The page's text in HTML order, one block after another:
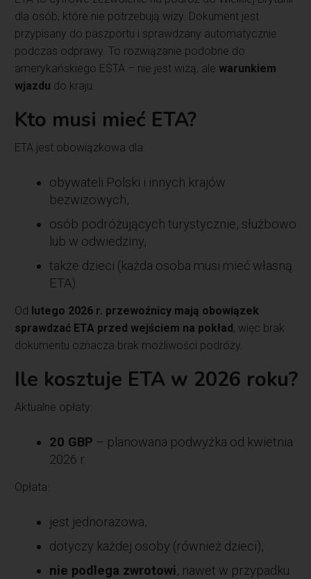
dla osób, które nie potrzebują wizy. Dokument jest
przypisany do paszportu i sprawdzany automatycznie
podczas odprawy. To rozwiązanie podobne do
amerykańskiego ESTA – nie jest wizą, ale warunkiem
wjazdu do kraju.
Kto musi mieć ETA?
ETA jest obowiązkowa dla:
obywateli Polski i innych krajów
bezwizowych,
osób podróżujących turystycznie, służbowo
lub w odwiedziny,
także dzieci (każda osoba musi mieć własną
ETA).
Od lutego 2026 r. przewoźnicy mają obowiązek
sprawdzać ETA przed wejściem na pokład , więc brak
dokumentu oznacza brak możliwości podróży.
Ile kosztuje ETA w 2026 roku?
Aktualne opłaty:
20 GBP – planowana podwyżka od kwietnia
2026 r.
Opłata:
jest jednorazowa,
dotyczy każdej osoby (również dzieci),
nie podlega zwrotowi, nawet w przypadku